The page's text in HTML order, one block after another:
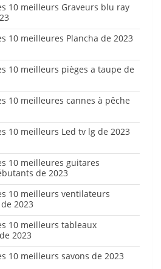
10 meilleurs Graveurs blu ray
10 meilleures Plancha de 2023
10 meilleurs pièges a taupe de
10 meilleures cannes à pêche
10 meilleurs Led tv lg de 2023
10 meilleures guitares
de 2023
10 meilleurs ventilateurs
2023
10 meilleurs tableaux
2023
10 meilleurs savons de 2023